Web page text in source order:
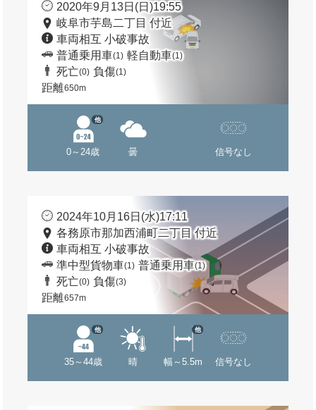
2020年9月13日(日)19:55
岐阜市芋島二丁目 付近
車両相互 小破事故
普通乗用車(1) 軽自動車(1)
死亡(0) 負傷(1)
距離650m
0～24歳
他
曇 信号なし
2024年10月16日(水)17:11
各務原市那加西浦町二丁目 付近
車両相互 小破事故
準中型貨物車(1) 普通乗用車(1)
死亡(0) 負傷(3)
距離657m
35～44歳
他
晴 幅～5.5m
他
信号なし